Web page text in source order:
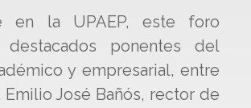
en la UPAEP, este foro
ponentes del
y empresarial, entre
Emilio José Bañós, rector de